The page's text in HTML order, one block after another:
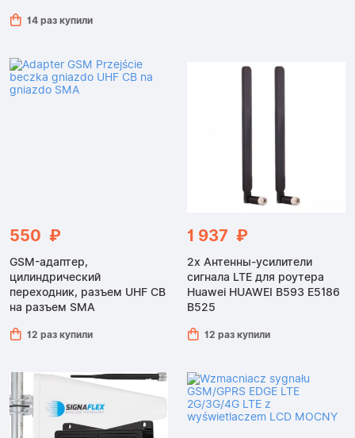
14 раз купили
550 ₽
GSM-адаптер,
цилиндрический
переходник, разъем UHF CB
на разъем SMA
12 раз купили
1 937 ₽
2x Антенны-усилители
сигнала LTE для роутера
Huawei HUAWEI B593 E5186
B525
12 раз купили